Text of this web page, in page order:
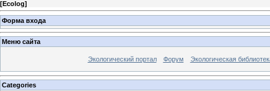
[Ecolog]
Форма входа
Меню сайта
Экологический портал Форум Экологическая
Categories